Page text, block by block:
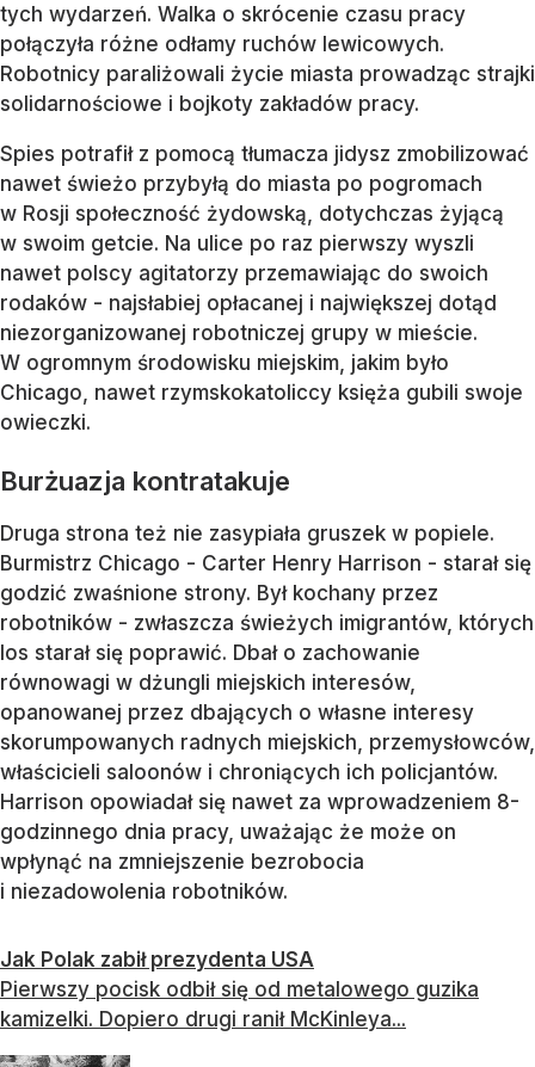
tych wydarzeń. Walka o skrócenie czasu pracy
połączyła różne odłamy ruchów lewicowych.
Robotnicy paraliżowali życie miasta prowadząc strajki
solidarnościowe i bojkoty zakładów pracy.
Spies potrafił z pomocą tłumacza jidysz zmobilizować
nawet świeżo przybyłą do miasta po pogromach
w Rosji społeczność żydowską, dotychczas żyjącą
w swoim getcie. Na ulice po raz pierwszy wyszli
nawet polscy agitatorzy przemawiając do swoich
rodaków - najsłabiej opłacanej i największej dotąd
niezorganizowanej robotniczej grupy w mieście.
W ogromnym środowisku miejskim, jakim było
Chicago, nawet rzymskokatoliccy księża gubili swoje
owieczki.
Burżuazja kontratakuje
Druga strona też nie zasypiała gruszek w popiele.
Burmistrz Chicago - Carter Henry Harrison - starał się
godzić zwaśnione strony. Był kochany przez
robotników - zwłaszcza świeżych imigrantów, których
los starał się poprawić. Dbał o zachowanie
równowagi w dżungli miejskich interesów,
opanowanej przez dbających o własne interesy
skorumpowanych radnych miejskich, przemysłowców,
właścicieli saloonów i chroniących ich policjantów.
Harrison opowiadał się nawet za wprowadzeniem 8-
godzinnego dnia pracy, uważając że może on
wpłynąć na zmniejszenie bezrobocia
i niezadowolenia robotników.
Jak Polak zabił prezydenta USA
Pierwszy pocisk odbił się od metalowego guzika
kamizelki. Dopiero drugi ranił McKinleya...